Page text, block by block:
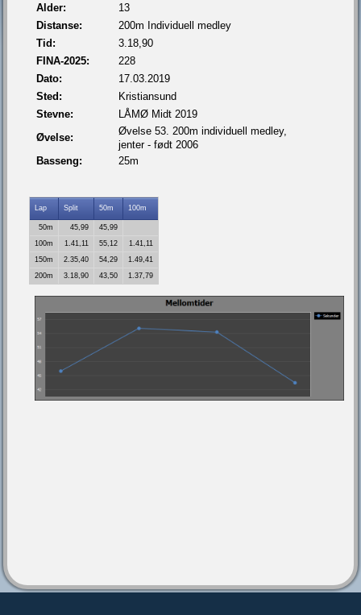
Alder:
13
Distanse:
200m Individuell medley
Tid:
3.18,90
FINA-2025:
228
Dato:
17.03.2019
Sted:
Kristiansund
Stevne:
LÅMØ Midt 2019
Øvelse:
Øvelse 53. 200m individuell medley,
jenter - født 2006
Basseng:
25m
Lap Split 50m 100m
50m 45,99
45,99
100m
1.41,11 55,12
1.41,11
150m
2.35,40 54,29
1.49,41
200m
3.18,90 43,50 1.37,79